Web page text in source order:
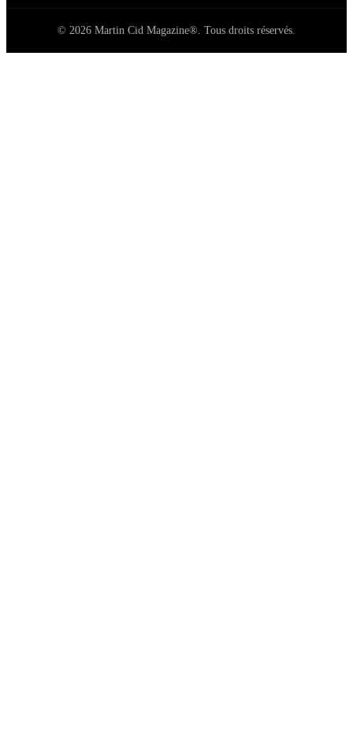
© 2026 Martin Cid Magazine®. Tous droits réservés.